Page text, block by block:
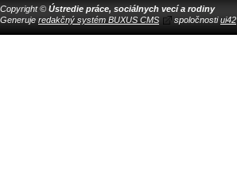
Copyright © Ústredie práce, sociálnych vecí a rodiny
Generuje redakčný systém BUXUS CMS spoločnostiui42